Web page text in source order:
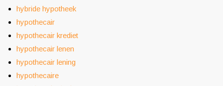
hybride hypotheek
hypothecair
hypothecair krediet
hypothecair lenen
hypothecair lening
hypothecaire